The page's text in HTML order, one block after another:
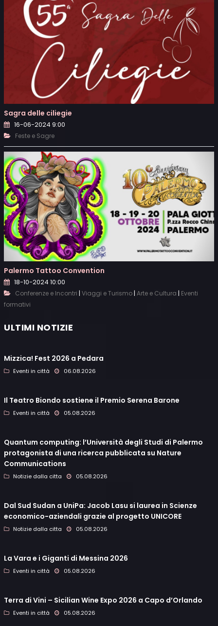
Sagra delle ciliegie
16-06-2024 9:00
Feste e Sagre
Palermo Tattoo Convention
18-10-2024 10:00
Conferenze e Incontri | Viaggi e Turismo | Arte e Cultura | Eventi
formativi
ULTIMI NOTIZIE
Mizzica! Fest 2026 a Pedara
Eventi in città 06.08.2026
Il Teatro Biondo sostiene il Premio Serena Barone
Eventi in città 05.08.2026
Quantum computing: l’Università degli Studi di Palermo
protagonista di una ricerca pubblicata su Nature
Communications
Notizie dalla citta 05.08.2026
Dal Sud Sudan a UniPa: Jacob Lasu si laurea in Scienze
economico-aziendali grazie al progetto UNICORE
Notizie dalla citta 05.08.2026
La Vara e i Giganti di Messina 2026
Eventi in città 05.08.2026
Terra di Vini – Sicilian Wine Expo 2026 a Capo d’Orlando
Eventi in città 05.08.2026